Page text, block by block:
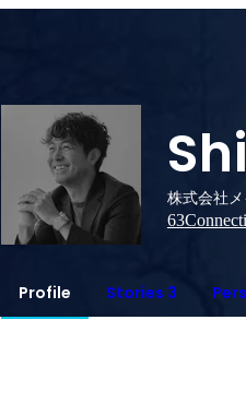
株式会社
63
Profile Stories 3